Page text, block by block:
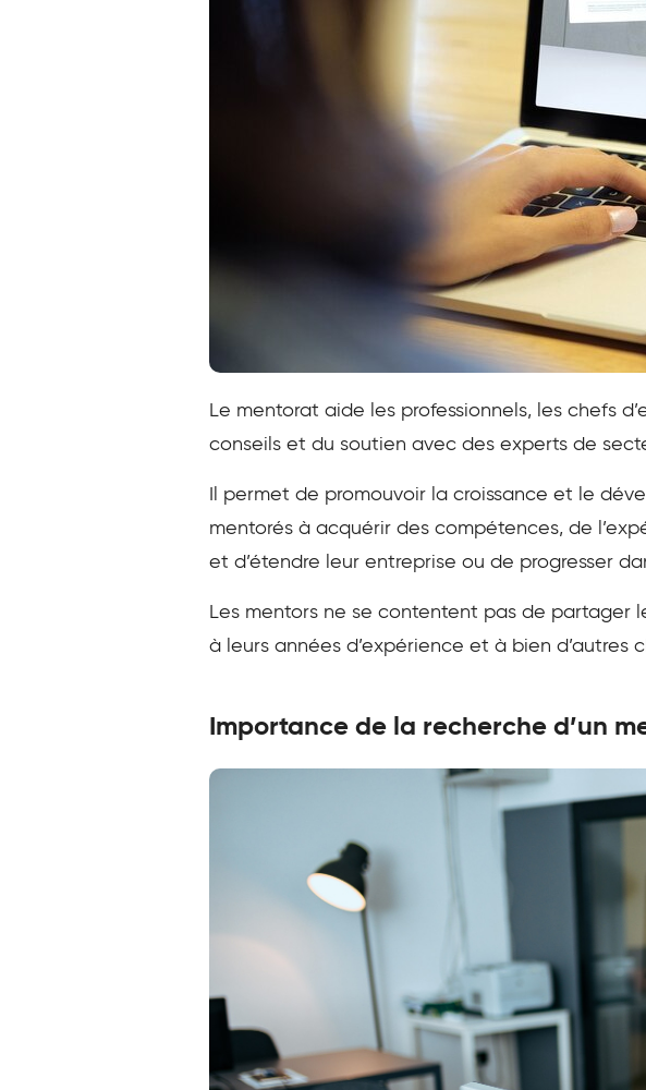
Le mentorat aide les professionnels, les chefs
conseils et du soutien avec des experts de
Il permet de promouvoir la croissance et le
mentorés à acquérir des compétences, de
et d’étendre leur entreprise ou de progresser
Les mentors ne se contentent pas de partager
à leurs années d’expérience et à bien d’autres
Importance de la recherche d’un